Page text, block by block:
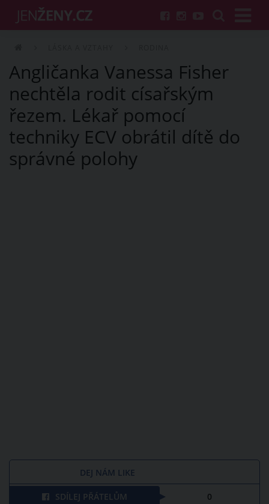
Angličanka Vanessa Fisher
nechtěla rodit císařským
řezem. Lékař pomocí
techniky ECV obrátil dítě do
správné polohy
DEJ NÁM LIKE
SDÍLEJ PŘÁTELŮM 0